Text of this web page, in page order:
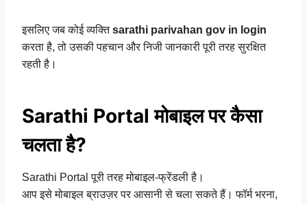
इसलिए जब कोई व्यक्तिsarathi parivahan gov in login
करता है, तो उसकी पहचान और निजी जानकारी पूरी तरह सुरक्षित
रहती है।
Sarathi Portal मोबाइल पर कैसा
चलता है?
Sarathi Portal पूरी तरह मोबाइल-फ्रेंडली है।
आप इसे मोबाइल ब्राउज़र पर आसानी से चला सकते हैं। फॉर्म भरना,